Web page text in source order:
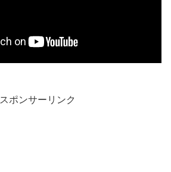
スポンサーリンク